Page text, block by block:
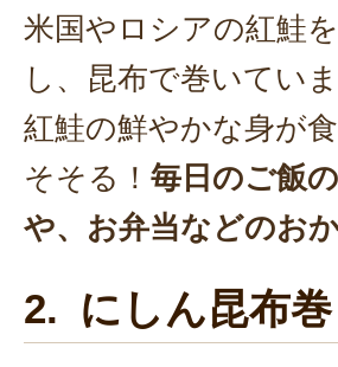
米国やロシアの紅鮭
し、昆布で巻いていま
紅鮭の鮮やかな身が
そそる！ 毎日のご飯
や、お弁当などのお
2. にしん昆布巻